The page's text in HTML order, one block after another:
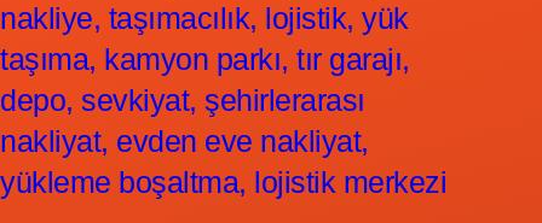
nakliye, taşımacılık, lojistik, yük
taşıma, kamyon parkı, tır garajı,
depo, sevkiyat, şehirlerarası
nakliyat, evden eve nakliyat,
yükleme boşaltma, lojistik merkezi